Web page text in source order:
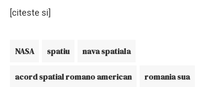
[citeste si]
NASA spatiu nava spatiala
acord spatial romano american romania sua